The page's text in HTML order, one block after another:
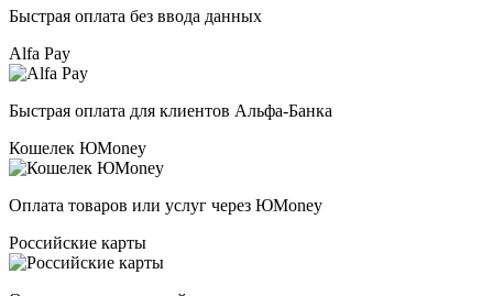
Быстрая оплата без ввода данных
Alfa Pay
Быстрая оплата для клиентов Альфа-Банка
Кошелек ЮMoney
Оплата товаров или услуг через ЮMoney
Российские карты